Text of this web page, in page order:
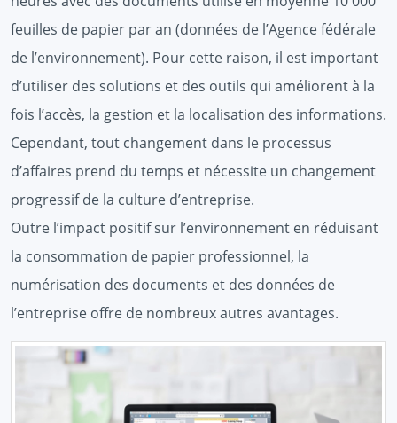
feuilles de papier par an (données de l’Agence fédérale
de l’environnement). Pour cette raison, il est important
d’utiliser des solutions et des outils qui améliorent à la
fois l’accès, la gestion et la localisation des informations.
Cependant, tout changement dans le processus
d’affaires prend du temps et nécessite un changement
progressif de la culture d’entreprise.
Outre l’impact positif sur l’environnement en réduisant
la consommation de papier professionnel, la
numérisation des documents et des données de
l’entreprise offre de nombreux autres avantages.